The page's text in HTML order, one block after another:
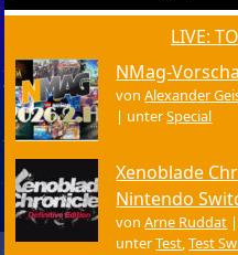
LIVE:
NMag-
vonAlexander
| unterSpecial
Xenoblade
Nintendo
vonArne Ruddat
unterTest,Test